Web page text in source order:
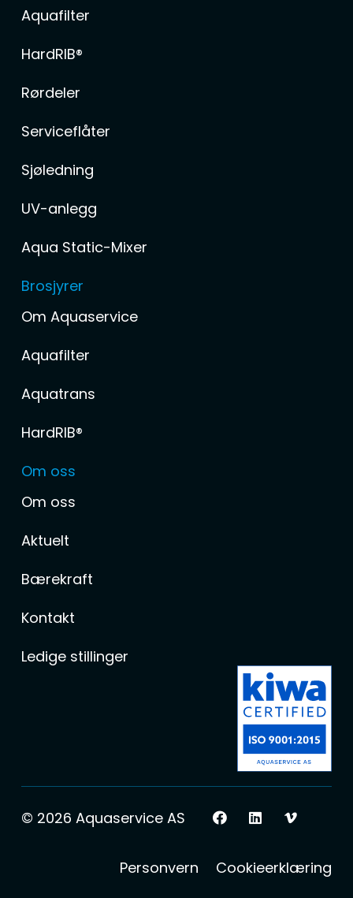
Aquafilter
HardRIB®
Rørdeler
Serviceflåter
Sjøledning
UV-anlegg
Aqua Static-Mixer
Brosjyrer
Om Aquaservice
Aquafilter
Aquatrans
HardRIB®
Om oss
Om oss
Aktuelt
Bærekraft
Kontakt
Ledige stillinger
© 2026 Aquaservice AS
Personvern Cookieerklæring